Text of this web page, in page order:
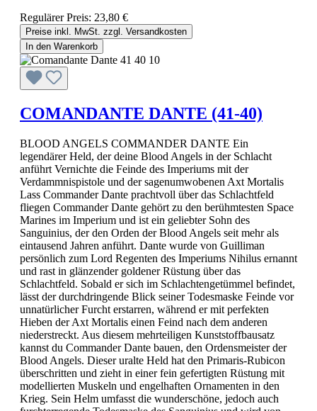
Regulärer Preis: 23,80 €
Preise inkl. MwSt. zzgl. Versandkosten
In den Warenkorb
COMANDANTE DANTE (41-40)
BLOOD ANGELS COMMANDER DANTE Ein
legendärer Held, der deine Blood Angels in der Schlacht
anführt Vernichte die Feinde des Imperiums mit der
Verdammnispistole und der sagenumwobenen Axt Mortalis
Lass Commander Dante prachtvoll über das Schlachtfeld
fliegen Commander Dante gehört zu den berühmtesten Space
Marines im Imperium und ist ein geliebter Sohn des
Sanguinius, der den Orden der Blood Angels seit mehr als
eintausend Jahren anführt. Dante wurde von Guilliman
persönlich zum Lord Regenten des Imperiums Nihilus ernannt
und rast in glänzender goldener Rüstung über das
Schlachtfeld. Sobald er sich im Schlachtengetümmel befindet,
lässt der durchdringende Blick seiner Todesmaske Feinde vor
unnatürlicher Furcht erstarren, während er mit perfekten
Hieben der Axt Mortalis einen Feind nach dem anderen
niederstreckt. Aus diesem mehrteiligen Kunststoffbausatz
kannst du Commander Dante bauen, den Ordensmeister der
Blood Angels. Dieser uralte Held hat den Primaris-Rubicon
überschritten und zieht in einer fein gefertigten Rüstung mit
modellierten Muskeln und engelhaften Ornamenten in den
Krieg. Sein Helm umfasst die wunderschöne, jedoch auch